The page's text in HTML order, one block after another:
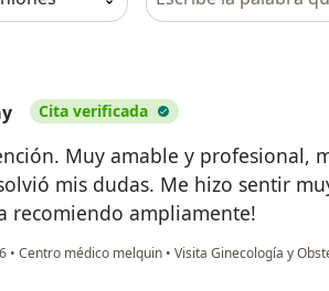
Cita verificada
Muy amable y profesional,
mis dudas. Me hizo sentir
recomiendo ampliamente!
• Centro médico melquin • Visita Ginecología y